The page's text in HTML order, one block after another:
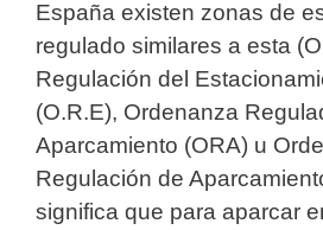
España existen zonas de
regulado similares a esta
Regulación del
(O.R.E), Ordenanza
Aparcamiento (ORA) u
Regulación de
significa que para aparcar